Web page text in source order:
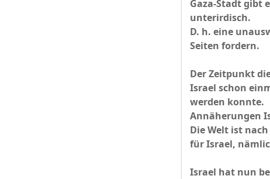
Gaza-Stadt gibt
unterirdisch.
D. h. eine
Seiten fordern.
Der Zeitpunkt
Israel schon
werden konnte.
Annäherungen
Die Welt ist
für Israel,
Israel hat nun